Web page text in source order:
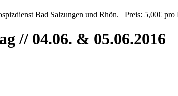
Bad Salzungen und Rhön. Preis: 5,00€
// 04.06. & 05.06.2016